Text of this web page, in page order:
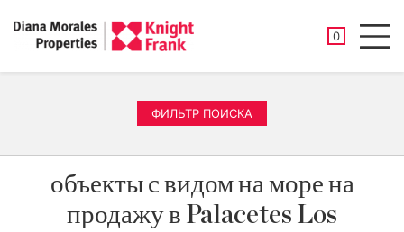
0
ФИЛЬТР ПОИСКА
объекты с видом на море на
продажу в Palacetes Los